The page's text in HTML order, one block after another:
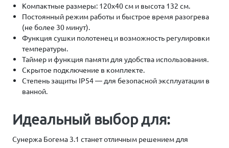
Компактные размеры: 120х40 см и высота 132 см.
Постоянный режим работы и быстрое время разогрева
(не более 30 минут).
Функция сушки полотенец и возможность регулировки
температуры.
Таймер и функция памяти для удобства использования.
Скрытое подключение в комплекте.
Степень защиты IP54 — для безопасной эксплуатации в
ванной.
Идеальный выбор для:
Сунержа Богема 3.1 станет отличным решением для